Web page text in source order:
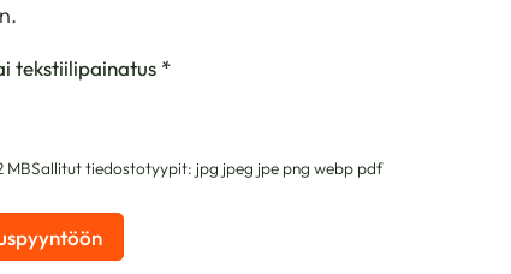
tekstiilipainatus*
MBSallitut tiedostotyypit: jpg jpeg jpe png webp pdf